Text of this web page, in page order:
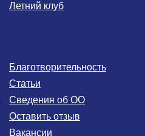
Сведения об ОО
Вакансии
Оставить отзыв
Благотворительность
Статьи
Летний клуб